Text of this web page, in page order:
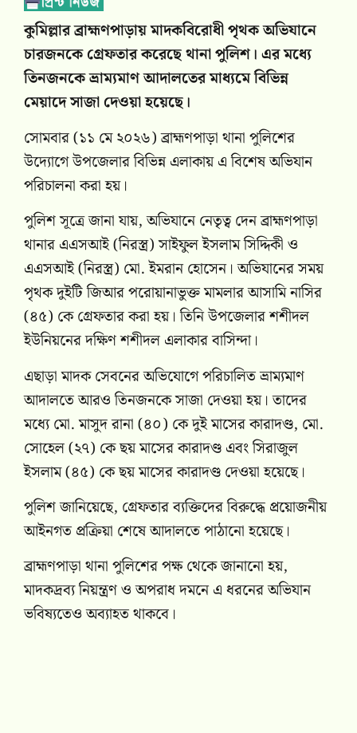
কুমিল্লার ব্রাহ্মণপাড়ায় মাদকবিরোধী পৃথক অভিযানে
চারজনকে গ্রেফতার করেছে থানা পুলিশ। এর মধ্যে
তিনজনকে ভ্রাম্যমাণ আদালতের মাধ্যমে বিভিন্ন
মেয়াদে সাজা দেওয়া হয়েছে।
সোমবার (১১ মে ২০২৬) ব্রাহ্মণপাড়া থানা পুলিশের
উদ্যোগে উপজেলার বিভিন্ন এলাকায় এ বিশেষ অভিযান
পরিচালনা করা হয়।
পুলিশ সূত্রে জানা যায়, অভিযানে নেতৃত্ব দেন ব্রাহ্মণপাড়া
থানার এএসআই (নিরস্ত্র) সাইফুল ইসলাম সিদ্দিকী ও
এএসআই (নিরস্ত্র) মো. ইমরান হোসেন। অভিযানের সময়
পৃথক দুইটি জিআর পরোয়ানাভুক্ত মামলার আসামি নাসির
(৪৫) কে গ্রেফতার করা হয়। তিনি উপজেলার শশীদল
ইউনিয়নের দক্ষিণ শশীদল এলাকার বাসিন্দা।
এছাড়া মাদক সেবনের অভিযোগে পরিচালিত ভ্রাম্যমাণ
আদালতে আরও তিনজনকে সাজা দেওয়া হয়। তাদের
মধ্যে মো. মাসুদ রানা (৪০) কে দুই মাসের কারাদণ্ড, মো.
সোহেল (২৭) কে ছয় মাসের কারাদণ্ড এবং সিরাজুল
ইসলাম (৪৫) কে ছয় মাসের কারাদণ্ড দেওয়া হয়েছে।
পুলিশ জানিয়েছে, গ্রেফতার ব্যক্তিদের বিরুদ্ধে প্রয়োজনীয়
আইনগত প্রক্রিয়া শেষে আদালতে পাঠানো হয়েছে।
ব্রাহ্মণপাড়া থানা পুলিশের পক্ষ থেকে জানানো হয়,
মাদকদ্রব্য নিয়ন্ত্রণ ও অপরাধ দমনে এ ধরনের অভিযান
ভবিষ্যতেও অব্যাহত থাকবে।